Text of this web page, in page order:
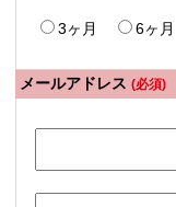
3ヶ月 6ヶ月
メールアドレス (必須)